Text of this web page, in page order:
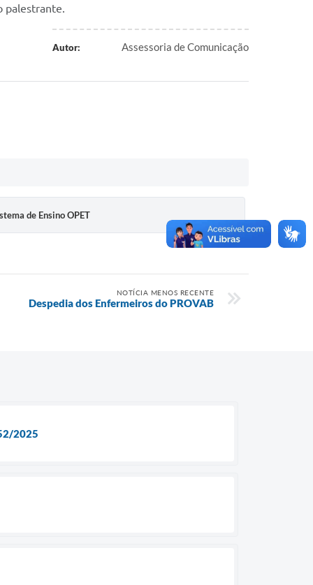
palestrante.
Autor: Assessoria de Comunicação
de Ensino OPET
NOTÍCIA MENOS RECENTE
Despedia dos Enfermeiros do PROVAB
2025